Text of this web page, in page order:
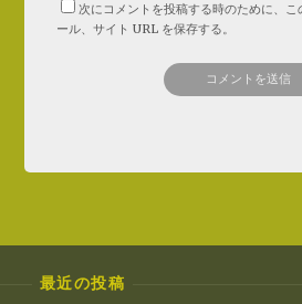
次にコメントを投稿する時のために、こ
ール、サイト URL を保存する。
最近の投稿